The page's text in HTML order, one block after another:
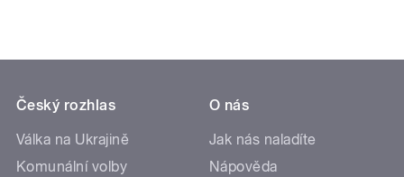
Český rozhlas
Válka na Ukrajině
Komunální volby
O nás
Jak nás naladíte
Nápověda